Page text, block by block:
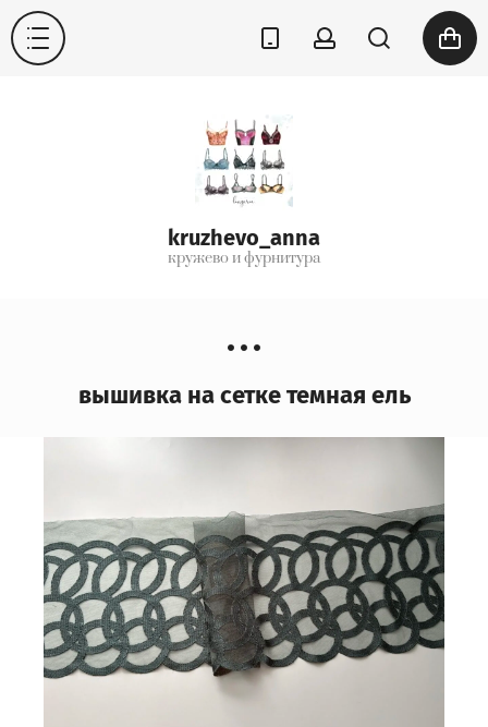
kruzhevo_anna
кружево и фурнитура
вышивка на сетке темная ель